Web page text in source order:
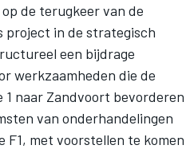
de terugkeer van de
project in de strategisch
een bijdrage
werkzaamheden die de
1 naar Zandvoort bevorderen
van onderhandelingen
F1, met voorstellen te komen